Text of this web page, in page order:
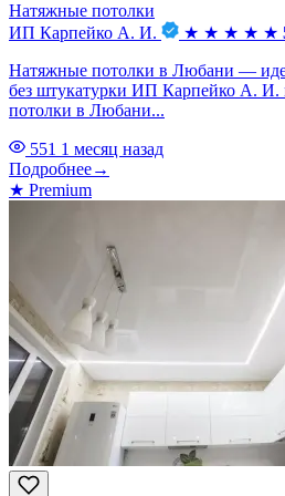
Натяжные потолки
ИП Карпейко А. И.
★ ★ ★ ★ ★
Натяжные потолки в Любани —
без штукатурки ИП Карпейко А. И.
потолки в Любани...
551 1 месяц назад
Подробнее→
★ Premium